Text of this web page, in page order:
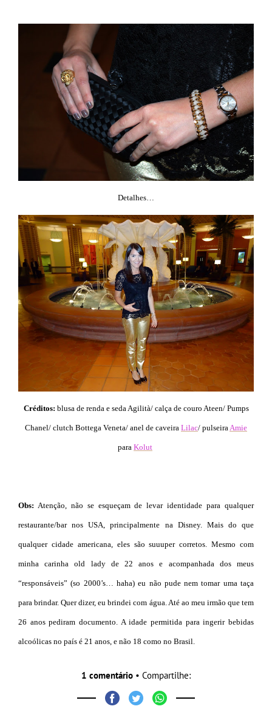
Detalhes…
Créditos: blusa de renda e seda Agilità/ calça de couro Ateen/ Pumps
Chanel/ clutch Bottega Veneta/ anel de caveira Lilac/ pulseiraAmie
para Kolut
Obs: Atenção, não se esqueçam de levar identidade para qualquer
restaurante/bar nos USA, principalmente na Disney. Mais do que
qualquer cidade americana, eles são suuuper corretos. Mesmo com
minha carinha old lady de 22 anos e acompanhada dos meus
“responsáveis” (so 2000’s… haha) eu não pude nem tomar uma taça
para brindar. Quer dizer, eu brindei com água. Até ao meu irmão que tem
26 anos pediram documento. A idade permitida para ingerir bebidas
alcoólicas no país é 21 anos, e não 18 como no Brasil.
1 comentário • Compartilhe: